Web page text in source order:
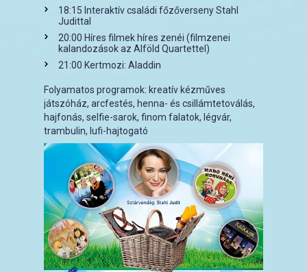
18:15 Interaktív családi főzőverseny Stahl
Judittal
20:00 Híres filmek híres zenéi (filmzenei
kalandozások az Alföld Quartettel)
21:00 Kertmozi: Aladdin
Folyamatos programok: kreatív kézműves
játszóház, arcfestés, henna- és csillámtetoválás,
hajfonás, selfie-sarok, finom falatok, légvár,
trambulin, lufi-hajtogató